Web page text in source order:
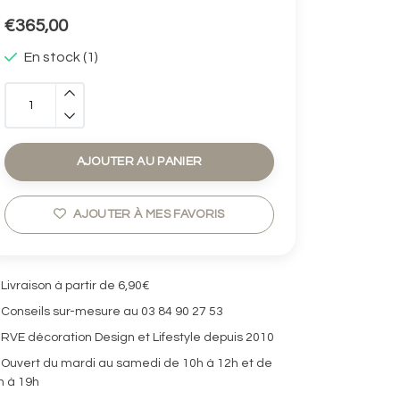
€365,00
En stock (1)
AJOUTER AU PANIER
AJOUTER À MES FAVORIS
Livraison à partir de 6,90€
Conseils sur-mesure au 03 84 90 27 53
RVE décoration Design et Lifestyle depuis 2010
Ouvert du mardi au samedi de 10h à 12h et de
à 19h